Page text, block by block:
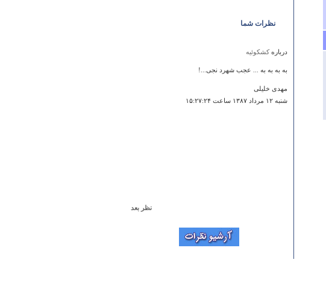
نظرات شما
دربارهکشکوئیه
به به به به ... عجب شهرد نجی...!
مهدی خلیلی
شنبه ۱۲ مرداد ۱۳۸۷ ساعت ۱۵:۲۷:۲۴
Short, sweet, to the point, FREE-exactly as ifnormation
نظر بعد